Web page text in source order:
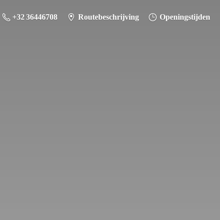
+32 36446708 Routebeschrijving Openingstijden